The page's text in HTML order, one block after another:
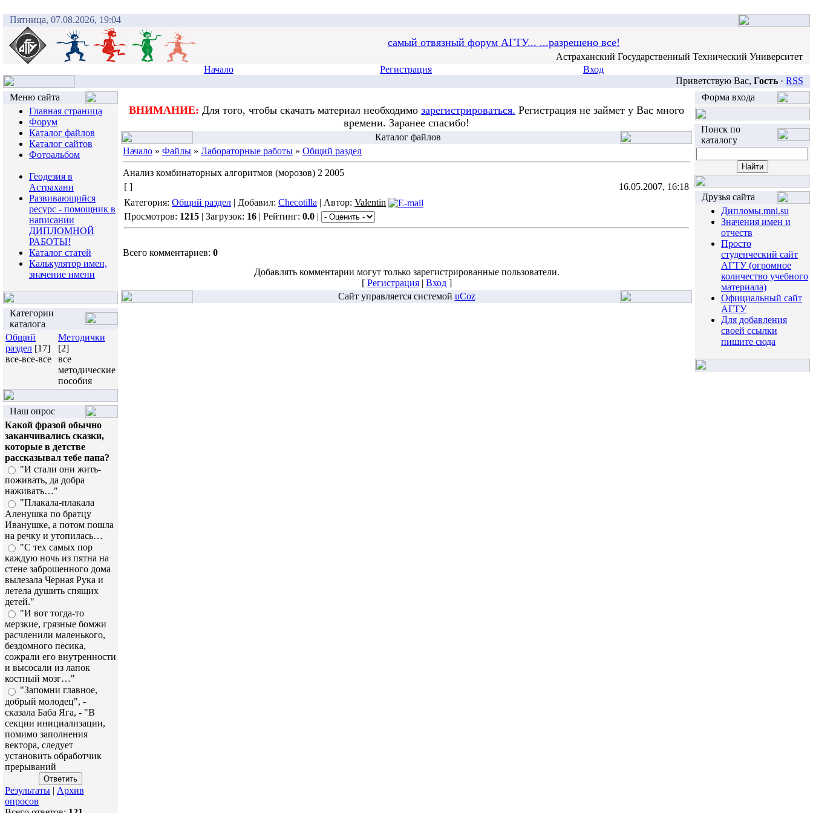
Пятница, 07.08.2026, 19:04
самый отвязный форум АГТУ... ...разрешено все!
Астраханский Государственный Технический Университет
Начало
Регистрация
Вход
Приветствую Вас, Гость · RSS
Меню сайта
Главная страница
Форум
Каталог файлов
Каталог сайтов
Фотоальбом
Геодезия в
Астрахани
Развивающийся
ресурс - помощник в
написании
ДИПЛОМНОЙ
РАБОТЫ!
Каталог статей
Калькулятор имен,
значение имени
Категории
каталога
Общий
раздел [17]
все-все-все
Методички
[2]
все
методические
пособия
Наш опрос
Какой фразой обычно
заканчивались сказки,
которые в детстве
рассказывал тебе папа?
"И стали они жить-
поживать, да добра
наживать…"
"Плакала-плакала
Аленушка по братцу
Иванушке, а потом пошла
на речку и утопилась…
"С тех самых пор
каждую ночь из пятна на
стене заброшенного дома
вылезала Черная Рука и
летела душить спящих
детей."
"И вот тогда-то
мерзкие, грязные бомжи
расчленили маленького,
бездомного песика,
сожрали его внутренности
и высосали из лапок
костный мозг…"
"Запомни главное,
добрый молодец", -
сказала Баба Яга, - "В
секции инициализации,
помимо заполнения
вектора, следует
установить обработчик
прерываний
Результаты | Архив
опросов
ВНИМАНИЕ: Для того, чтобы скачать материал необходимо зарегистрироваться. Регистрация не займет у Вас много
времени. Заранее спасибо!
Каталог файлов
Начало » Файлы » Лабораторные работы » Общий раздел
Анализ комбинаторных алгоритмов (морозов) 2 2005
[ ]
16.05.2007, 16:18
Категория: Общий раздел | Добавил: Checotilla | Автор: Valentin
Просмотров: 1215 | Загрузок: 16 | Рейтинг: 0.0 |
Всего комментариев: 0
Добавлять комментарии могут только зарегистрированные пользователи.
[ Регистрация| Вход]
Сайт управляется системой uCoz
Форма входа
Поиск по
каталогу
Друзья сайта
Дипломы.mni.su
Значения имен и
отчеств
Просто
студенческий сайт
АГТУ (огромное
количество учебного
материала)
Официальный сайт
АГТУ
Для добавления
своей ссылки
пишите сюда